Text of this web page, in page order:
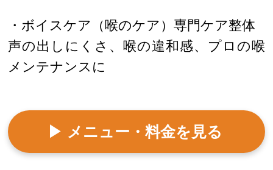
・ボイスケア（喉のケア）専門ケア整体
声の出しにくさ、喉の違和感、プロの喉
メンテナンスに
▶ メニュー・料金を見る